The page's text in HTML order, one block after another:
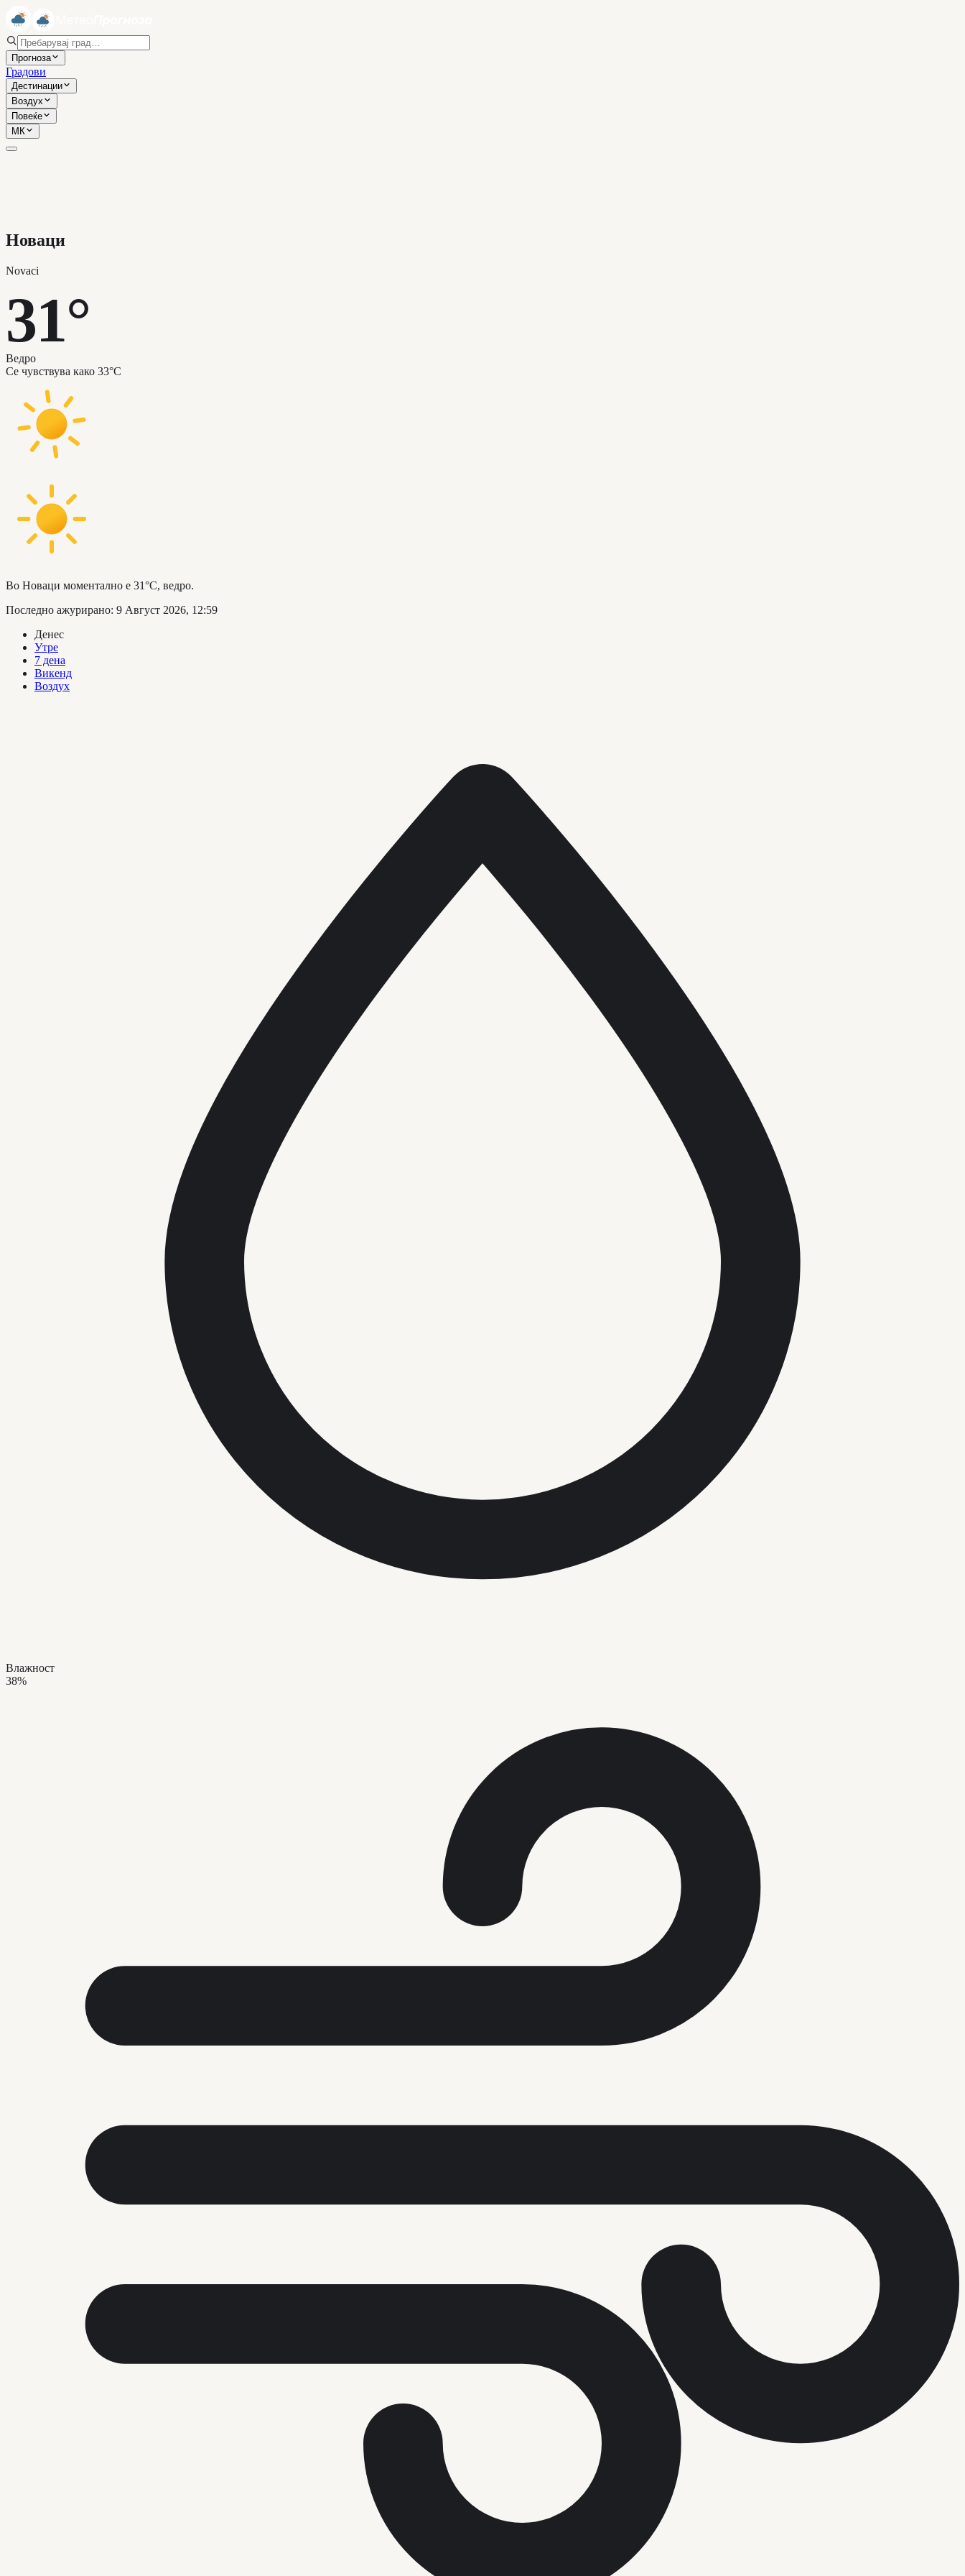
Прогноза
Градови
Дестинации
Воздух
Повеќе
МК
Новаци
Novaci
31°
Ведро
Се чувствува како 33°C
Во Новаци моментално е 31°C, ведро.
Последно ажурирано: 9 Август 2026, 12:59
Денес
Утре
7 дена
Викенд
Воздух
Влажност
38%